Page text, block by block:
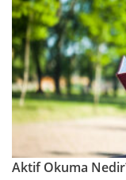
Aktif Okuma